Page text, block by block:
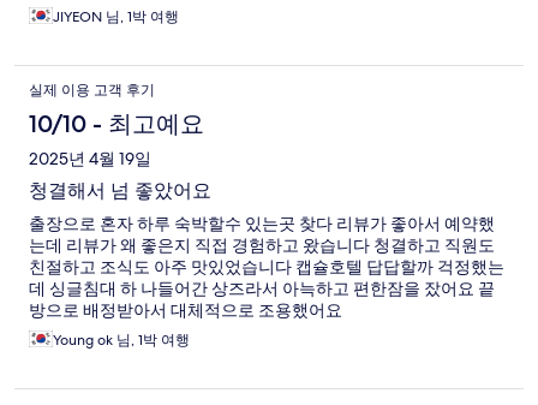
JIYEON 님, 1박 여행
실제 이용 고객 후기
10/10 - 최고예요
2025년 4월 19일
청결해서 넘 좋았어요
출장으로 혼자 하루 숙박할수 있는곳 찾다 리뷰가 좋아서 예약했
는데 리뷰가 왜 좋은지 직접 경험하고 왔습니다 청결하고 직원도
친절하고 조식도 아주 맛있었습니다 캡슐호텔 답답할까 걱정했는
데 싱글침대 하 나들어간 상즈라서 아늑하고 편한잠을 잤어요 끝
방으로 배정받아서 대체적으로 조용했어요
Young ok 님, 1박 여행